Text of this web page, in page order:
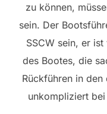
zu können,
sein. Der
SSCW sein, er
des Bootes, die
Rückführen in
unkompliziert